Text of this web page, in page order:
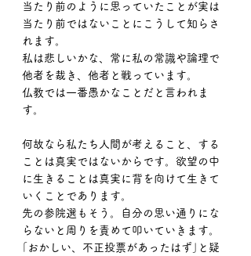
当たり前のように思っていたことが実は
当たり前ではないことにこうして知らさ
れます。
私は悲しいかな、常に私の常識や論理で
他者を裁き、他者と戦っています。
仏教では一番愚かなことだと言われま
す。
何故なら私たち人間が考えること、する
ことは真実ではないからです。欲望の中
に生きることは真実に背を向けて生きて
いくことであります。
先の参院選もそう。自分の思い通りにな
らないと周りを責めて叩いていきます。
｢おかしい、不正投票があったはず｣と疑